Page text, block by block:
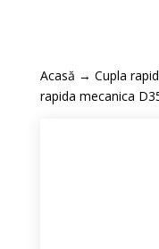
Acasă → Cupla
rapida mecanica